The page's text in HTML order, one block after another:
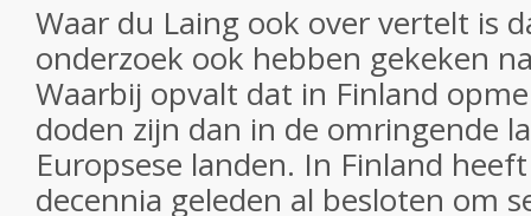
Waar du Laing ook over vertelt is
onderzoek ook hebben gekeken
Waarbij opvalt dat in Finland
doden zijn dan in de omringende
Europsese landen. In Finland
decennia geleden al besloten om